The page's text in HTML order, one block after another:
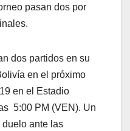
pasan dos por
dos partidos en su
en el próximo
en el Estadio
5:00 PM (VEN). Un
duelo ante las